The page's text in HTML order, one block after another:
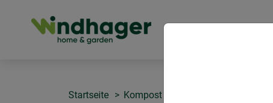
Startseite Kompost erzeugen